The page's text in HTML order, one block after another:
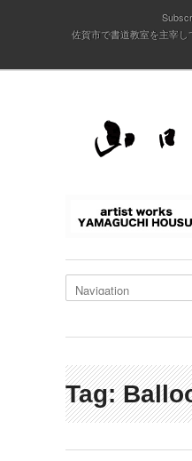
佐賀市で書道教室を主宰
Tag: